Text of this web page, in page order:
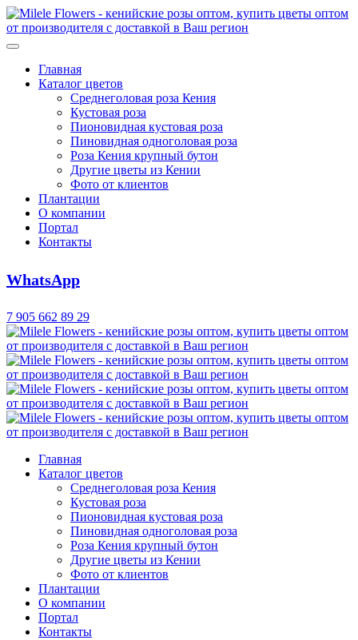
Главная
Каталог цветов
Среднеголовая роза Кения
Кустовая роза
Пионовидная кустовая роза
Пиновидная одноголовая роза
Роза Кения крупный бутон
Другие цветы из Кении
Фото от клиентов
Плантации
О компании
Портал
Контакты
WhatsApp
7 905 662 89 29
Главная
Каталог цветов
Среднеголовая роза Кения
Кустовая роза
Пионовидная кустовая роза
Пиновидная одноголовая роза
Роза Кения крупный бутон
Другие цветы из Кении
Фото от клиентов
Плантации
О компании
Портал
Контакты